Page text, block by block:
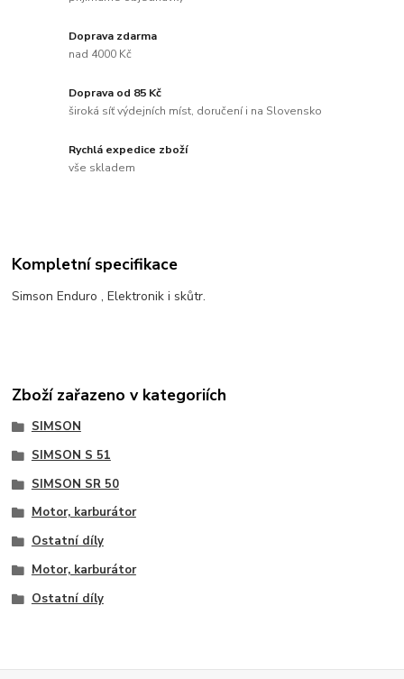
Doprava zdarma
nad 4000 Kč
Doprava od 85 Kč
široká síť výdejních míst, doručení i na Slovensko
Rychlá expedice zboží
vše skladem
Kompletní specifikace
Simson Enduro , Elektronik i skůtr.
Zboží zařazeno v kategoriích
SIMSON
SIMSON S 51
SIMSON SR 50
Motor, karburátor
Ostatní díly
Motor, karburátor
Ostatní díly